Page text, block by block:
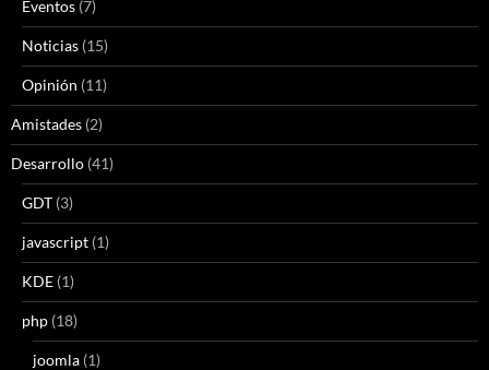
Eventos (7)
Noticias (15)
Opinión (11)
Amistades (2)
Desarrollo (41)
GDT (3)
javascript (1)
KDE (1)
php (18)
joomla (1)